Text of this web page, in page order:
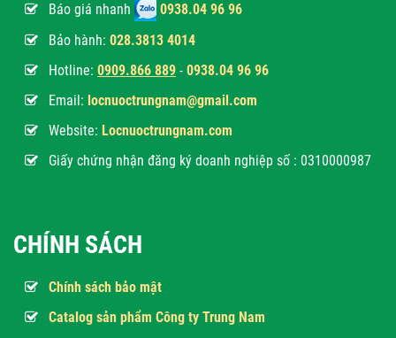
Báo giá nhanh
0938.04 96 96
Bảo hành: 028.3813 4014
Hotline: 0909.866 889 - 0938.04 96 96
Email: locnuoctrungnam@gmail.com
Website: Locnuoctrungnam.com
Giấy chứng nhận đăng ký doanh nghiệp số : 0310000987
CHÍNH SÁCH
Chính sách bảo mật
Catalog sản phẩm Công ty Trung Nam